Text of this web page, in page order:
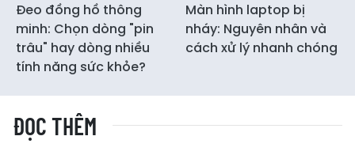
Đeo đồng hồ thông
minh: Chọn dòng "pin
trâu" hay dòng nhiều
tính năng sức khỏe?
Màn hình laptop bị
nháy: Nguyên nhân và
cách xử lý nhanh chóng
ĐỌC THÊM